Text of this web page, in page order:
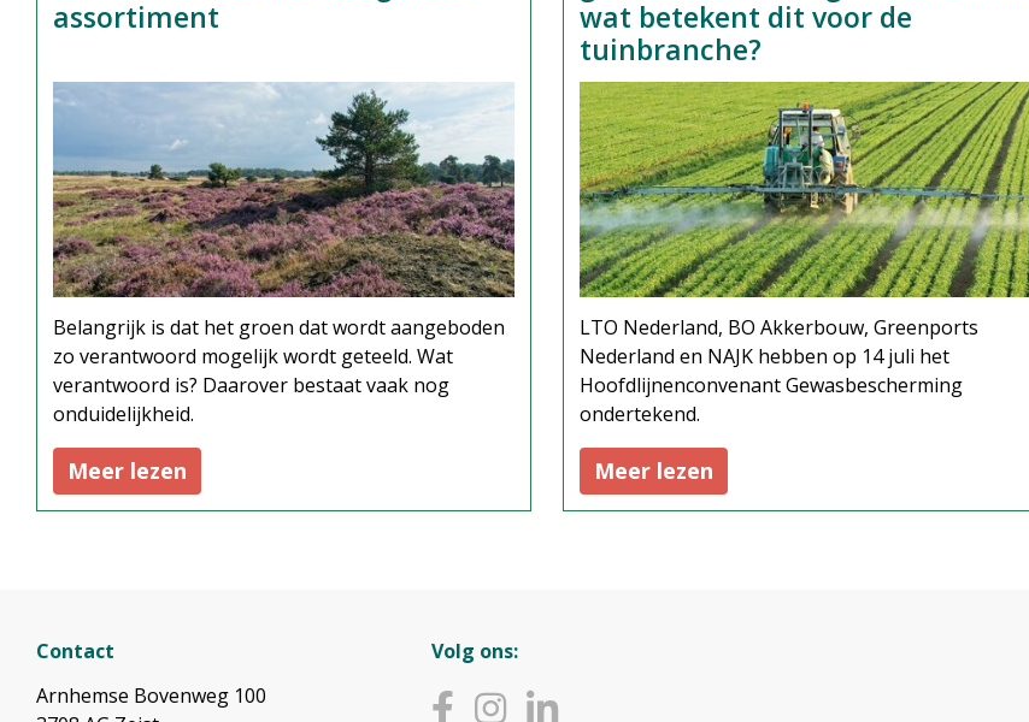
assortiment
Belangrijk is dat het groen dat wordt aangeboden
zo verantwoord mogelijk wordt geteeld. Wat
verantwoord is? Daarover bestaat vaak nog
onduidelijkheid.
Meer lezen
wat betekent dit voor de
tuinbranche?
LTO Nederland, BO Akkerbouw, Greenports
Nederland en NAJK hebben op 14 juli het
Hoofdlijnenconvenant Gewasbescherming
ondertekend.
Meer lezen
Contact
Arnhemse Bovenweg 100
Volg ons: